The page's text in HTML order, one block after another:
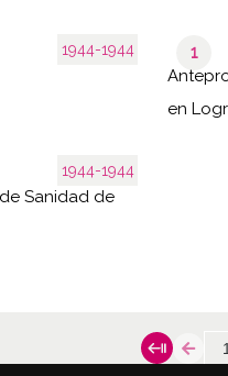
1944-1944 1
en
1944-1944
Sanidad de